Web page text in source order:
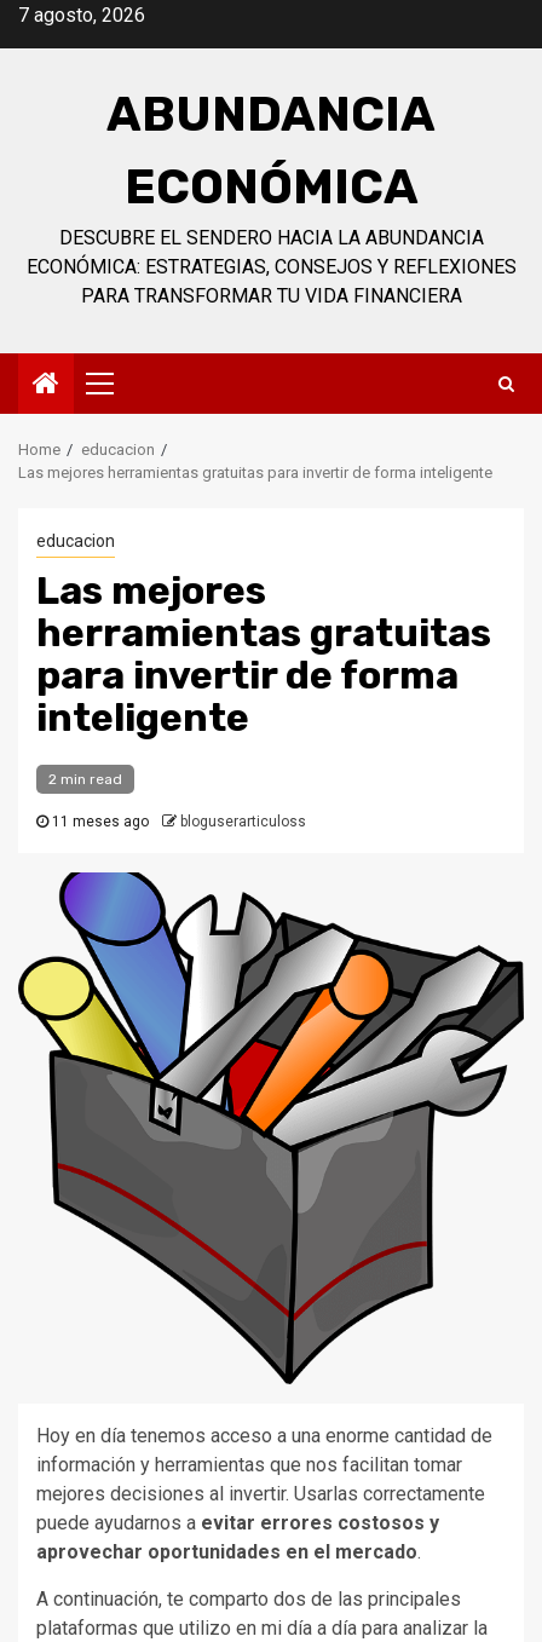
Skip7 agosto, 2026
ABUNDANCIA
ECONÓMICA
DESCUBRE EL SENDERO HACIA LA ABUNDANCIA
ECONÓMICA: ESTRATEGIAS, CONSEJOS Y REFLEXIONES
PARA TRANSFORMAR TU VIDA FINANCIERA
Primary
Menu
Home
educacion
Las mejores herramientas gratuitas para invertir de forma inteligente
educacion
Las mejores
herramientas gratuitas
para invertir de forma
inteligente
2 min read
11 meses ago bloguserarticuloss
Hoy en día tenemos acceso a una enorme cantidad de
información y herramientas que nos facilitan tomar
mejores decisiones al invertir. Usarlas correctamente
puede ayudarnos a evitar errores costosos y
aprovechar oportunidades en el mercado.
A continuación, te comparto dos de las principales
plataformas que utilizo en mi día a día para analizar la